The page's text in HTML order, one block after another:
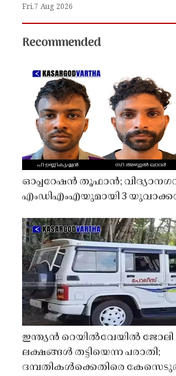
Fri,7 Aug 2026
Recommended
ഓപ്പറേഷൻ തൂഫാൻ;
എംഡിഎംഎയുമായി 3
ഇന്ത്യൻ റെയിൽവേയിൽ ജോലി
ലക്ഷങ്ങൾ തട്ടിയെന്ന പരാതി;
ദമ്പതികൾക്കെതിരെ